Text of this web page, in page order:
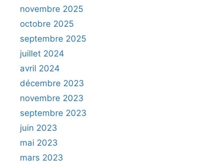
novembre 2025
octobre 2025
septembre 2025
juillet 2024
avril 2024
décembre 2023
novembre 2023
septembre 2023
juin 2023
mai 2023
mars 2023